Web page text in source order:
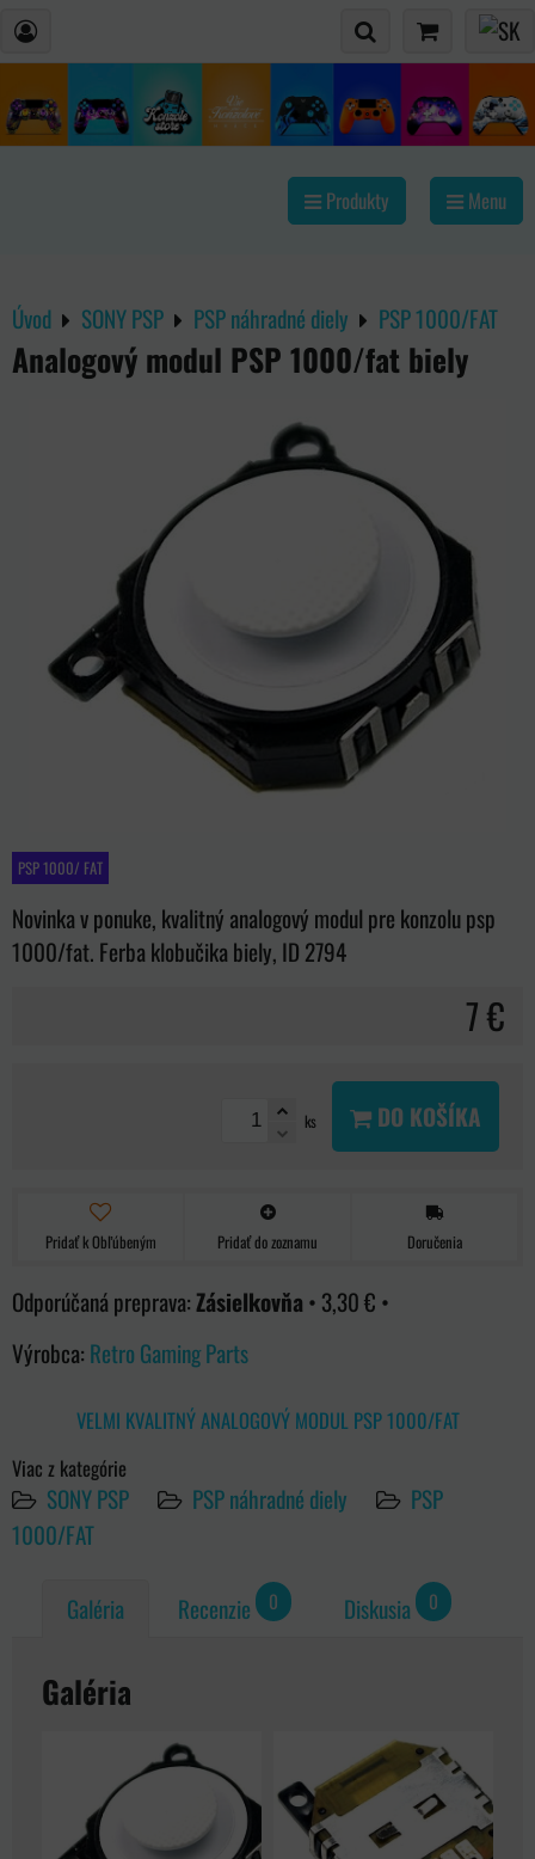
Produkty Menu
Úvod SONY PSP PSP náhradné diely PSP 1000/FAT
Analogový modul PSP 1000/fat biely
PSP 1000/ FAT
Novinka v ponuke, kvalitný analogový modul pre konzolu psp
1000/fat. Ferba klobučika biely, ID 2794
7 €
ks DO KOŠÍKA
Pridať k Obľúbeným Pridať do zoznamu Doručenia
Zásielkovňa• 3,30 € •
Výrobca: Retro Gaming Parts
VELMI KVALITNÝ ANALOGOVÝ MODUL PSP 1000/FAT
Viac z kategórie
SONY PSP PSP náhradné diely
PSP
1000/FAT
Galéria Recenzie 0 Diskusia 0
Galéria